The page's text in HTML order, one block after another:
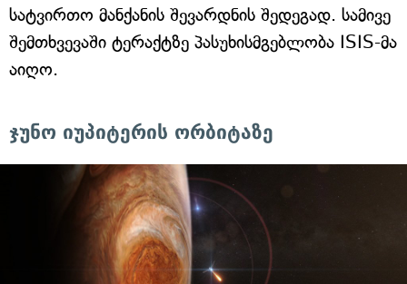
სატვირთო მანქანის შევარდნის შედეგად. სამივე
შემთხვევაში ტერაქტზე პასუხისმგებლობა ISIS-მა
აიღო.
ჯუნო იუპიტერის ორბიტაზე